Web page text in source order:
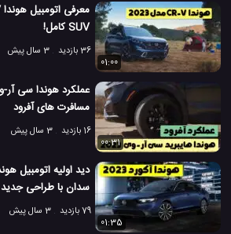
SUV کامل!
36 بازدید
3 سال پیش
01:00
مسافرت های آفرود
16 بازدید
3 سال پیش
00:31
سدان با طراحی جدید
79 بازدید
3 سال پیش
01:35